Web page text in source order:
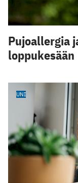
Pujoallergia
loppukesään
UNI